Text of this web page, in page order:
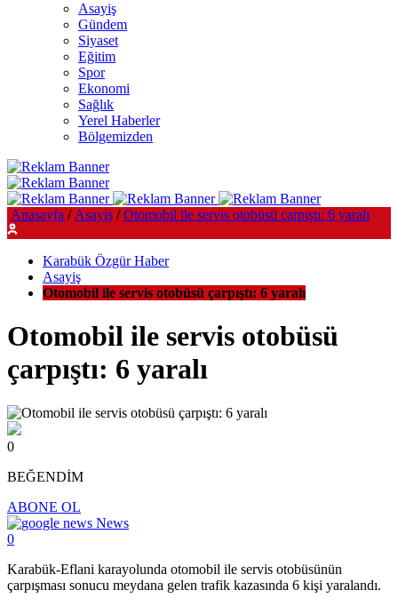
Asayiş
Gündem
Siyaset
Eğitim
Spor
Ekonomi
Sağlık
Yerel Haberler
Bölgemizden
Anasayfa / Asayiş / Otomobil ile servis otobüsü çarpıştı: 6 yaralı
Karabük Özgür Haber
Asayiş
Otomobil ile servis otobüsü çarpıştı: 6 yaralı
Otomobil ile servis otobüsü
çarpıştı: 6 yaralı
0
BEĞENDİM
ABONE OL
News
0
Karabük-Eflani karayolunda otomobil ile servis otobüsünün
çarpışması sonucu meydana gelen trafik kazasında 6 kişi yaralandı.